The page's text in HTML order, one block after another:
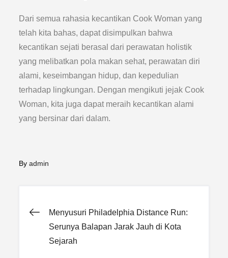
Dari semua rahasia kecantikan Cook Woman yang
telah kita bahas, dapat disimpulkan bahwa
kecantikan sejati berasal dari perawatan holistik
yang melibatkan pola makan sehat, perawatan diri
alami, keseimbangan hidup, dan kepedulian
terhadap lingkungan. Dengan mengikuti jejak Cook
Woman, kita juga dapat meraih kecantikan alami
yang bersinar dari dalam.
Byadmin
Post
navigation
Menyusuri Philadelphia Distance Run:
Serunya Balapan Jarak Jauh di Kota
Sejarah